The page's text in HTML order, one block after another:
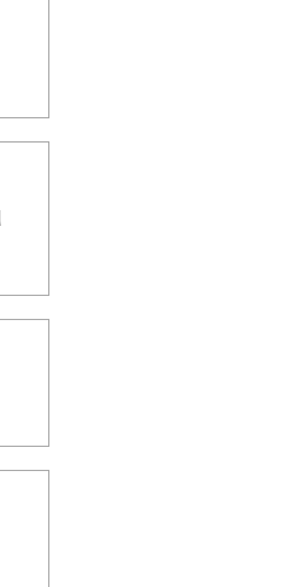
Kraftanstrengungen bei den Kosten und
des Vorjahres halten", so Marija